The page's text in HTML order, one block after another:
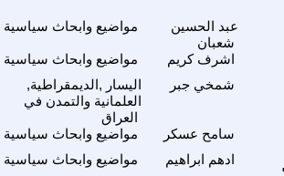
مواضيع وابحاث سياسية
عبد الحسين
شعبان
مواضيع وابحاث سياسية اشرف كريم
اليسار ,الديمقراطية,
العلمانية والتمدن في
العراق
شمخي جبر
مواضيع وابحاث سياسية سامح عسكر
مواضيع وابحاث سياسية
ادهم ابراهيم